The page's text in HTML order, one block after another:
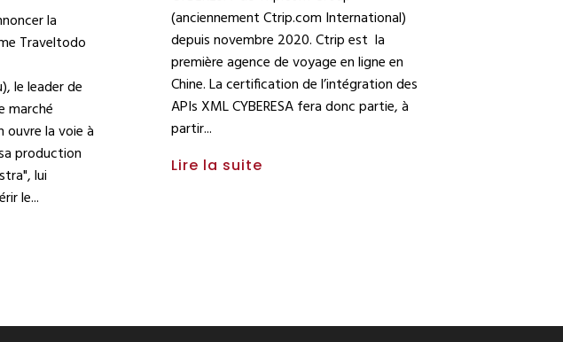
la
Traveltodo
le leader de
marché
la voie à
production
lui
le
(anciennement Ctrip.com International)
depuis novembre 2020. Ctrip est la
première agence de voyage en ligne en
Chine. La certification de l’intégration des
APIs XML CYBERESA fera donc partie, à
partir
Lire la suite